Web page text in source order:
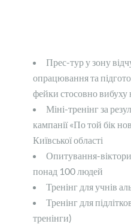
Прес-тур у зону
опрацювання та
фейки стосовно
Міні-тренінг за
кампанії «По той бік
Київської області
Опитування-
понад 100 людей
Тренінг для учнів
Тренінг для
тренінги)